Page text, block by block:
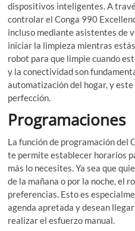
dispositivos inteligentes. A
controlar el Conga 990
incluso mediante asistentes de
iniciar la limpieza mientras
robot para que limpie cuando
y la conectividad son
automatización del hogar, y
perfección.
Programaciones
La función de programación del
te permite establecer horarios
más lo necesites. Ya sea que
de la mañana o por la noche, el
preferencias. Esto es
agenda apretada y desean
realizar el esfuerzo manual.